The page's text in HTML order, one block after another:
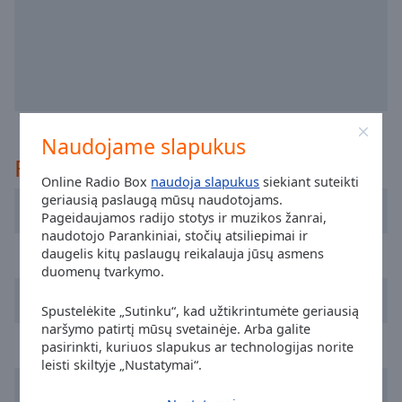
Naudojame slapukus
Online Radio Box naudoja slapukus siekiant suteikti
geriausią paslaugą mūsų naudotojams.
Pageidaujamos radijo stotys ir muzikos žanrai,
naudotojo Parankiniai, stočių atsiliepimai ir
daugelis kitų paslaugų reikalauja jūsų asmens
duomenų tvarkymo.
Spustelėkite „Sutinku“, kad užtikrintumėte geriausią
naršymo patirtį mūsų svetainėje. Arba galite
pasirinkti, kuriuos slapukus ar technologijas norite
leisti skiltyje „Nustatymai“.
Picture-
Picture
Fullscreen
This
modal
window.
window.
Rekomenduojama
Radio Vidigueira
RFM
Radio Nova Era